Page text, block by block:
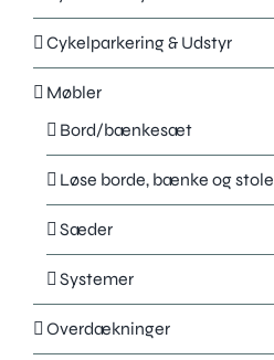
Cykelparkering & Udstyr
Møbler
Bord/bænkesæt
Løse borde, bænke og stole
Sæder
Systemer
Overdækninger
Produkter
Vælg